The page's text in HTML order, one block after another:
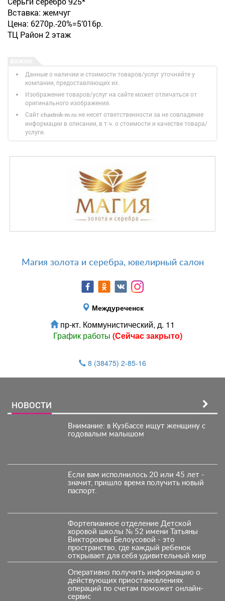
Вставка: жемчуг
Цена: 6270р.-20%=5’016р.
ТЦ Район 2 этаж
Данные о наличии и стоимости товаров/услуг уточняйте у
компании, предоставляющих их.
Изображение товаров/услуг на сайте может отличаться от
оригинального изображения.
Сайт chastnik-m.ru не несет ответственности за не совпадение
информации в описании, в т.ч. о стоимости и качестве товара/
услуги.
Магия золота и серебра, ювелирный салон
Междуреченск
пр-кт. Коммунистический, д. 11
График работы (Сейчас закрыто)
8 (38475) 2-85-16
НОВОСТИ
Внимание: в Кузбассе ищут женщину с
годовалым малышом
Если вам исполнилось 20 или 45 лет -
значит, пришло время получить новый
паспорт.
Фортепианное отделение Детской
хоровой школы № 52 имени Татьяны
Викторовны Белоусовой - это
пространство, где каждый ребенок
открывает для себя удивительный мир
музыки
Оперативно получить информацию о
действующих приостановлениях
операций по счетам поможет онлайн-
сервис